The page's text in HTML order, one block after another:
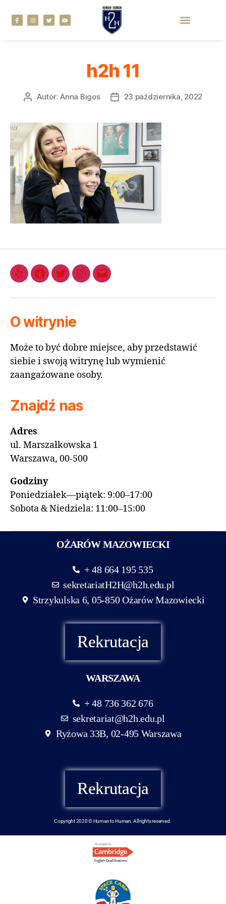
h2h 11
Autor:Anna Bigos 23 października, 2022
O witrynie
Może to być dobre miejsce, aby przedstawić
siebie i swoją witrynę lub wymienić
zaangażowane osoby.
Znajdź nas
Adres
ul. Marszałkowska 1
Warszawa, 00-500
Godziny
Poniedziałek—piątek: 9:00–17:00
Sobota & Niedziela: 11:00–15:00
OŻARÓW MAZOWIECKI
+ 48 664 195 535
sekretariatH2H@h2h.edu.pl
Strzykulska 6, 05-850 Ożarów Mazowiecki
Rekrutacja
WARSZAWA
+ 48 736 362 676
sekretariat@h2h.edu.pl
Ryżowa 33B, 02-495 Warszawa
Rekrutacja
Copyright 2020 © Human to Human. All rights reserved.